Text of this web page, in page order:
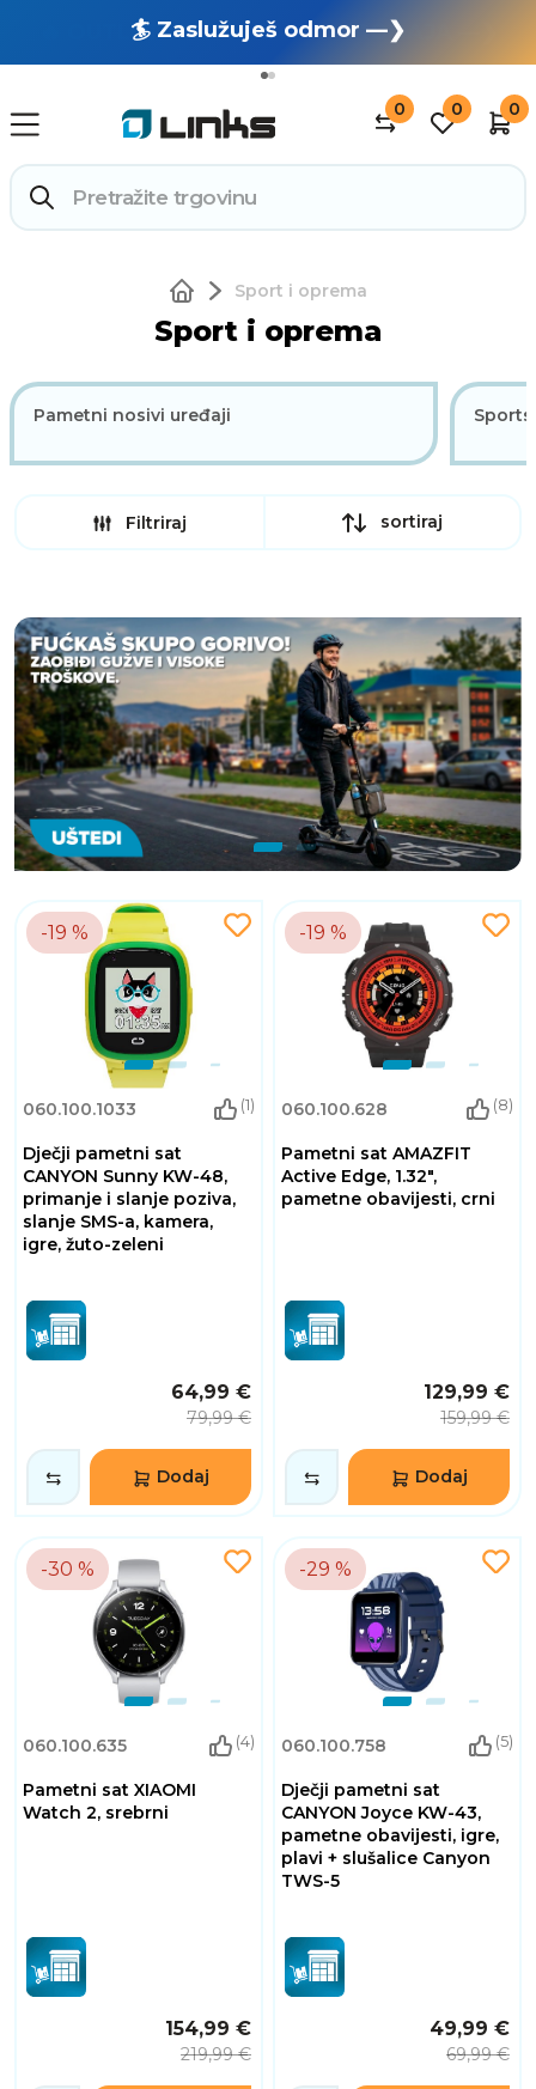
🏄 Zaslužuješ odmor —❯
🔥 OUTLET: TOTALNA RASPRODAJA —❯
0 0 0
Sport i oprema
Sport i oprema
Pametni nosivi uređaji
Filtriraj sortiraj
-19 %
060.100.1033 (1)
Dječji pametni sat
CANYON Sunny KW-48,
primanje i slanje poziva,
slanje SMS-a, kamera,
igre, žuto-zeleni
64,99 €
79,99 €
Dodaj
-19 %
060.100.628 (8)
Pametni sat AMAZFIT
Active Edge, 1.32",
pametne obavijesti, crni
129,99 €
159,99 €
Dodaj
-30 %
060.100.635 (4)
Pametni sat XIAOMI
Watch 2, srebrni
154,99 €
219,99 €
-29 %
060.100.758 (5)
Dječji pametni sat
CANYON Joyce KW-43,
pametne obavijesti, igre,
plavi + slušalice Canyon
TWS-5
49,99 €
69,99 €